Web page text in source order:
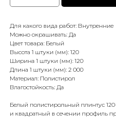
Для какого вида работ: Внутренние
Можно окрашивать: Да
Цвет товара: Белый
Высота 1 штуки (мм): 120
Ширина 1 штуки (мм): 120
Длина 1 штуки (мм): 2 000
Материал: Полистирол
Влагостойкость: Да
Белый полистирольный плинтус
и квадратный в сечении профиль